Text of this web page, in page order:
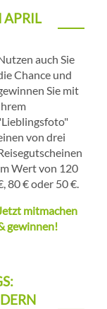
APRIL
auch Sie
Chance und
Sie mit
von drei
Wert von 120
80 € oder 50 €.
mitmachen
gewinnen!